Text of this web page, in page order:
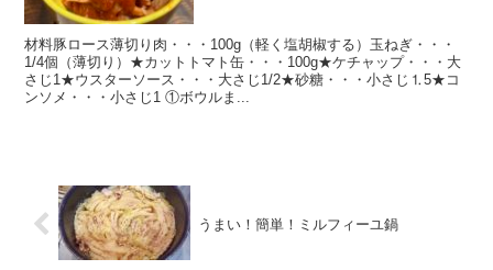
材料豚ロース薄切り肉・・・100g（軽く塩胡椒する）玉ねぎ・・・
1/4個（薄切り）★カットトマト缶・・・100g★ケチャップ・・・大
さじ1★ウスターソース・・・大さじ1/2★砂糖・・・小さじ⒈5★コ
ンソメ・・・小さじ1 ①ボウルま...
うまい！簡単！ミルフィーユ鍋